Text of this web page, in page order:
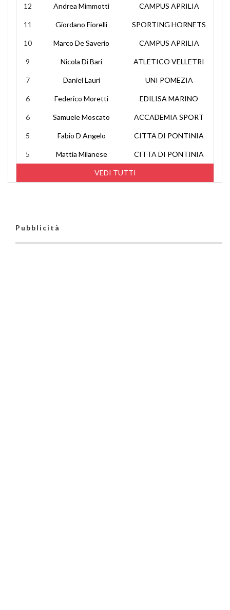
VEDI TUTTI
12 Andrea Mimmotti CAMPUS APRILIA
11 Giordano Fiorelli SPORTING HORNETS
10 Marco De Saverio CAMPUS APRILIA
9 Nicola Di Bari ATLETICO VELLETRI
7 Daniel Lauri UNI POMEZIA
6 Federico Moretti EDILISA MARINO
6 Samuele Moscato ACCADEMIA SPORT
5 Fabio D Angelo CITTA DI PONTINIA
5 Mattia Milanese CITTA DI PONTINIA
Pubblicità